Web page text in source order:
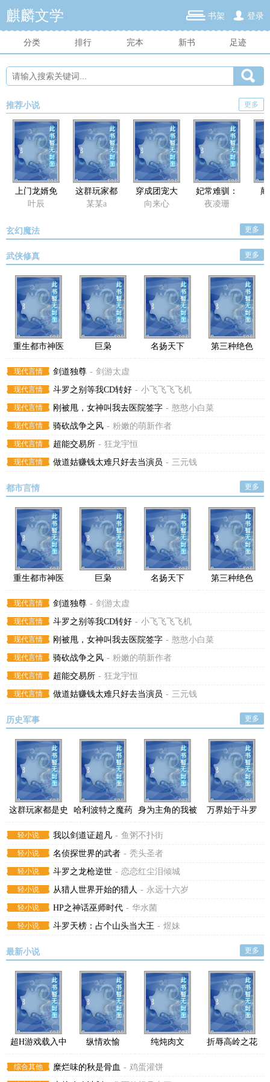
麒麟文学 书架 登录
分类 排行 完本 新书 足迹
推荐小说 更多
上门龙婿免
费全文阅读
叶辰
这群玩家都
是史莱姆啊
某某a
穿成团宠大
师兄后
向来心
妃常难驯：
魔帝要追妻
夜凌珊
玄幻魔法 更多
武侠修真 更多
重生都市神医 巨枭 名扬天下 第三种绝色
现代言情 剑道独尊 - 剑游太虚
现代言情 斗罗之别等我CD转好 - 小飞飞飞飞机
现代言情 刚被甩，女神叫我去医院签字 - 憨憨小白菜
现代言情 骑砍战争之风 - 粉嫩的萌新作者
现代言情 超能交易所 - 狂龙宇恒
现代言情 做道姑赚钱太难只好去当演员 - 三元钱
都市言情 更多
重生都市神医 巨枭 名扬天下 第三种绝色
现代言情 剑道独尊 - 剑游太虚
现代言情 斗罗之别等我CD转好 - 小飞飞飞飞机
现代言情 刚被甩，女神叫我去医院签字 - 憨憨小白菜
现代言情 骑砍战争之风 - 粉嫩的萌新作者
现代言情 超能交易所 - 狂龙宇恒
现代言情 做道姑赚钱太难只好去当演员 - 三元钱
历史军事 更多
这群玩家都是史
哈利波特之魔药
身为主角的我被
万界始于斗罗
轻小说 我以剑道证超凡 - 鱼粥不扑街
轻小说 名侦探世界的武者 - 秃头圣者
轻小说 斗罗之龙枪逆世 - 恋恋红尘泪倾城
轻小说 从猎人世界开始的猎人 - 永远十六岁
轻小说 HP之神话巫师时代 - 华水菌
轻小说 斗罗天榜：占个山头当大王 - 煜妹
最新小说 更多
超H游戏载入中 纵情欢愉 纯炖肉文 折辱高岭之花
综合其他 糜烂味的秋是骨血 - 鸡蛋灌饼